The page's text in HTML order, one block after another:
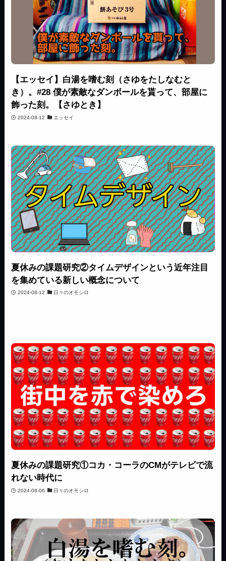
【エッセイ】白湯を嗜む刻（さゆをたしなむと
き）。#28 僕が素敵なダンボールを貰って、部屋に
飾った刻。【さゆとき】
2024-08-12 エッセイ
夏休みの課題研究②タイムデザインという近年注目
を集めている新しい概念について
2024-08-12 日々のオモシロ
夏休みの課題研究①コカ・コーラのCMがテレビで流
れない時代に
2024-08-06 日々のオモシロ